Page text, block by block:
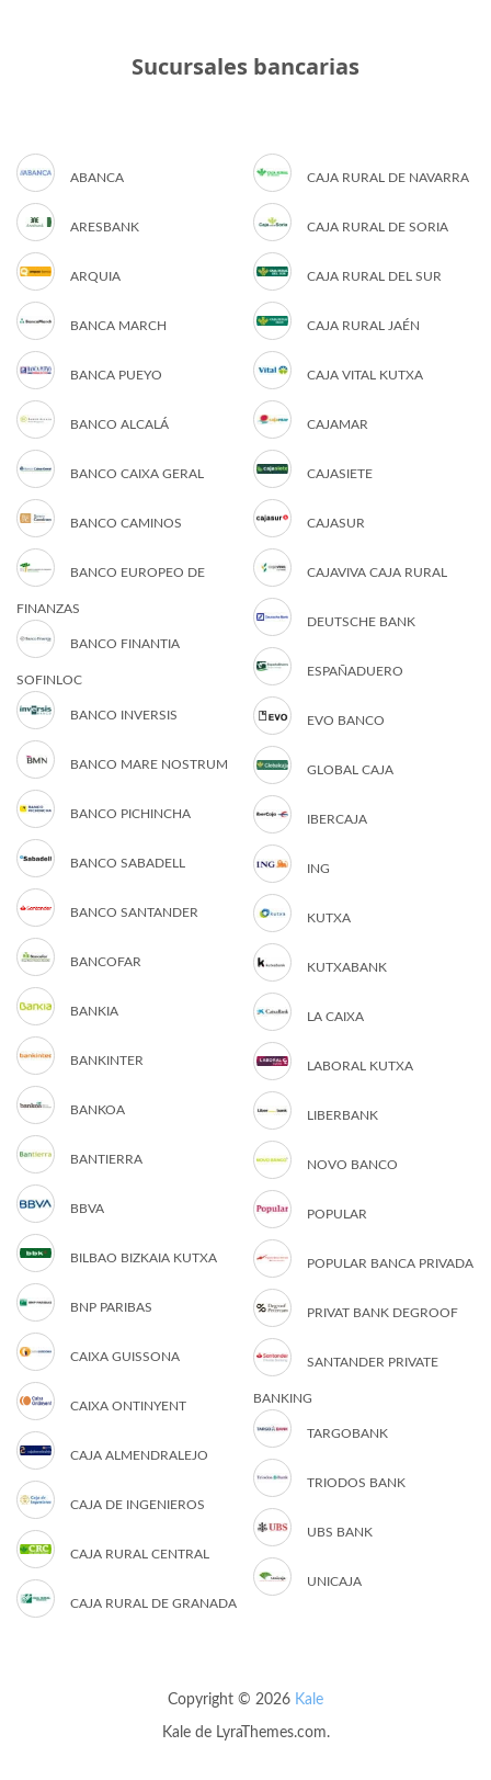
Sucursales bancarias
ABANCA
ARESBANK
ARQUIA
BANCA MARCH
BANCA PUEYO
BANCO ALCALÁ
BANCO CAIXA GERAL
BANCO CAMINOS
BANCO EUROPEO DE
FINANZAS
BANCO FINANTIA
SOFINLOC
BANCO INVERSIS
BANCO MARE NOSTRUM
BANCO PICHINCHA
BANCO SABADELL
BANCO SANTANDER
BANCOFAR
BANKIA
BANKINTER
BANKOA
BANTIERRA
BBVA
BILBAO BIZKAIA KUTXA
BNP PARIBAS
CAIXA GUISSONA
CAIXA ONTINYENT
CAJA ALMENDRALEJO
CAJA DE INGENIEROS
CAJA RURAL CENTRAL
CAJA RURAL DE GRANADA
CAJA RURAL DE NAVARRA
CAJA RURAL DE SORIA
CAJA RURAL DEL SUR
CAJA RURAL JAÉN
CAJA VITAL KUTXA
CAJAMAR
CAJASIETE
CAJASUR
CAJAVIVA CAJA RURAL
DEUTSCHE BANK
ESPAÑADUERO
EVO BANCO
GLOBAL CAJA
IBERCAJA
ING
KUTXA
KUTXABANK
LA CAIXA
LABORAL KUTXA
LIBERBANK
NOVO BANCO
POPULAR
POPULAR BANCA PRIVADA
PRIVAT BANK DEGROOF
SANTANDER PRIVATE
BANKING
TARGOBANK
TRIODOS BANK
UBS BANK
UNICAJA
Copyright © 2026 Kale
Kalede LyraThemes.com.